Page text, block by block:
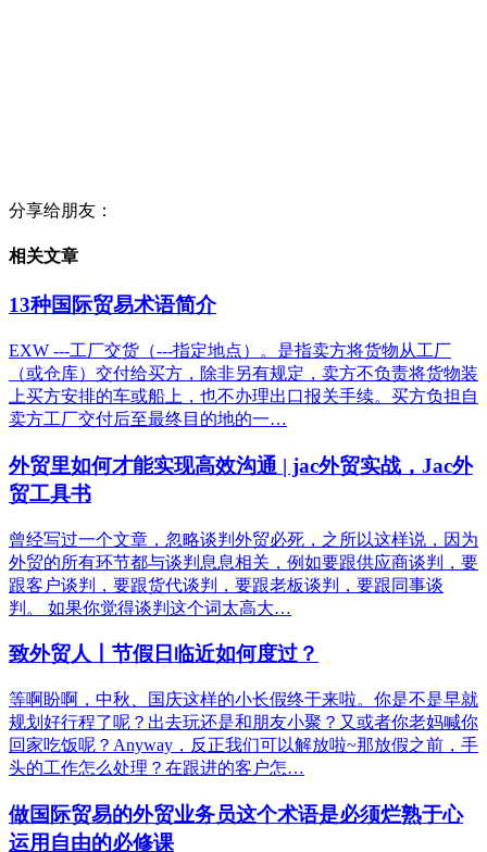
分享给朋友：
相关文章
13种国际贸易术语简介
EXW ---工厂交货（---指定地点）。是指卖方将货物从工厂
（或仓库）交付给买方，除非另有规定，卖方不负责将货物装
上买方安排的车或船上，也不办理出口报关手续。买方负担自
卖方工厂交付后至最终目的地的一…
外贸里如何才能实现高效沟通 | jac外贸实战，Jac外
贸工具书
曾经写过一个文章，忽略谈判外贸必死，之所以这样说，因为
外贸的所有环节都与谈判息息相关，例如要跟供应商谈判，要
跟客户谈判，要跟货代谈判，要跟老板谈判，要跟同事谈
判。 如果你觉得谈判这个词太高大…
致外贸人丨节假日临近如何度过？
等啊盼啊，中秋、国庆这样的小长假终于来啦。你是不是早就
规划好行程了呢？出去玩还是和朋友小聚？又或者你老妈喊你
回家吃饭呢？Anyway，反正我们可以解放啦~那放假之前，手
头的工作怎么处理？在跟进的客户怎…
做国际贸易的外贸业务员这个术语是必须烂熟于心
运用自由的必修课